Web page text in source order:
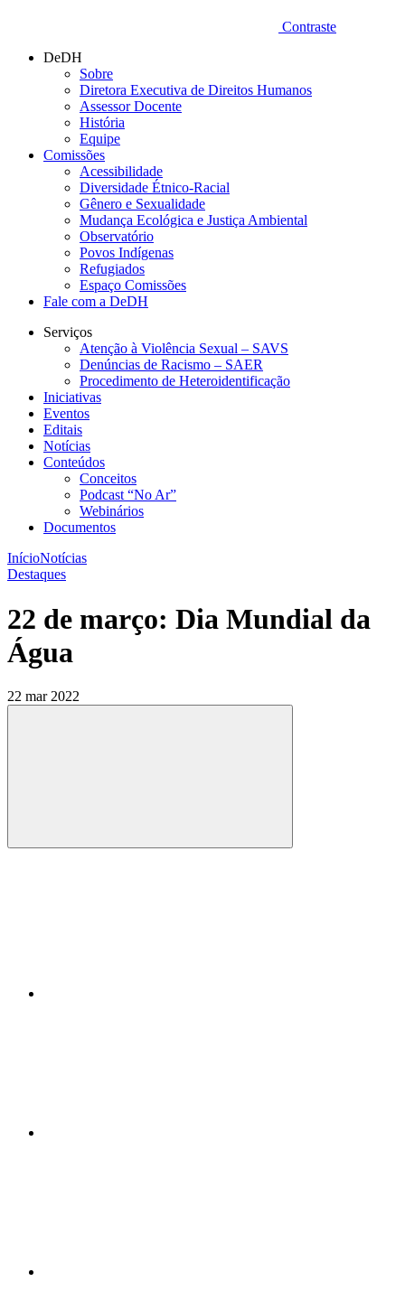
Contraste
DeDH
Sobre
Diretora Executiva de Direitos Humanos
Assessor Docente
História
Equipe
Comissões
Acessibilidade
Diversidade Étnico-Racial
Gênero e Sexualidade
Mudança Ecológica e Justiça Ambiental
Observatório
Povos Indígenas
Refugiados
Espaço Comissões
Fale com a DeDH
Serviços
Atenção à Violência Sexual – SAVS
Denúncias de Racismo – SAER
Procedimento de Heteroidentificação
Iniciativas
Eventos
Editais
Notícias
Conteúdos
Conceitos
Podcast “No Ar”
Webinários
Documentos
InícioNotícias
Destaques
22 de março: Dia Mundial da
Água
22 mar 2022
Compartilhar